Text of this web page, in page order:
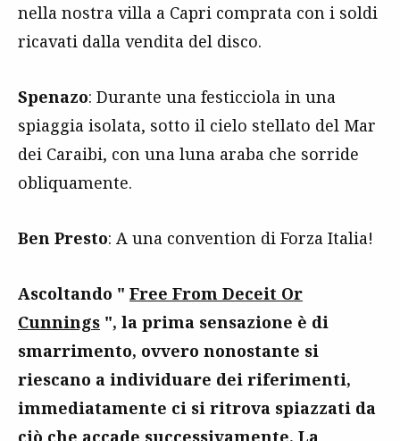
nella nostra villa a Capri comprata con i soldi
ricavati dalla vendita del disco.
Spenazo: Durante una festicciola in una
spiaggia isolata, sotto il cielo stellato del Mar
dei Caraibi, con una luna araba che sorride
obliquamente.
Ben Presto: A una convention di Forza Italia!
Ascoltando " Free From Deceit Or
Cunnings ", la prima sensazione è di
smarrimento, ovvero nonostante si
riescano a individuare dei riferimenti,
immediatamente ci si ritrova spiazzati da
ciò che accade successivamente. La